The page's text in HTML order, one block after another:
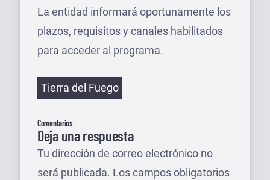
La entidad informará oportunamente los
plazos, requisitos y canales habilitados
para acceder al programa.
Etiquetas
Tierra del Fuego
Comentarios
Deja una respuesta
Tu dirección de correo electrónico no
será publicada. Los campos obligatorios